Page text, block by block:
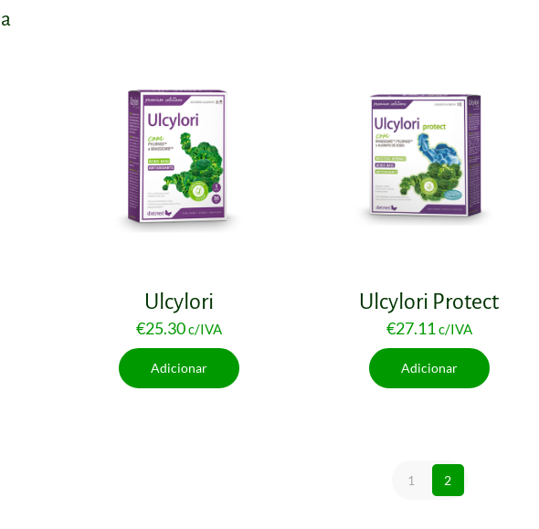
Ulcylori
€25.30c/IVA
Adicionar
Ulcylori Protect
€27.11c/IVA
Adicionar
1 2